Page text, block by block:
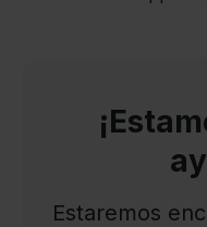
Estaremos